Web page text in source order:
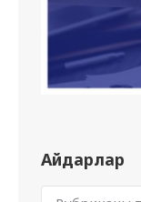
Айдарлар